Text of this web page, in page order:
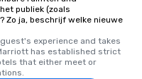
publiek (zoals
Zo ja, beschrijf welke nieuwe
experience and takes
has established strict
that either meet or